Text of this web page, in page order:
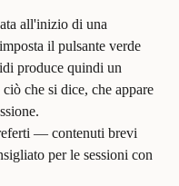
all'inizio di una
il pulsante verde
produce quindi un
che si dice, che appare
— contenuti brevi
per le sessioni con